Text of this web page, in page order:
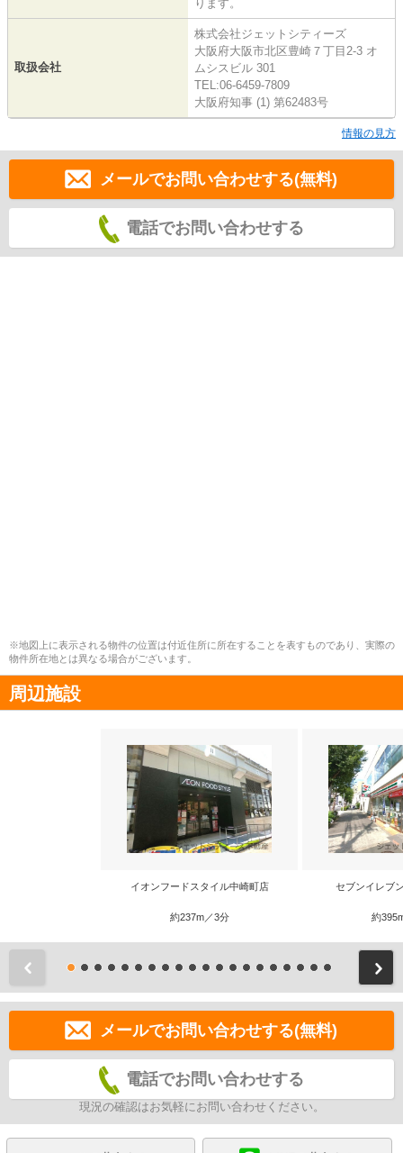
ります。
取扱会社
株式会社ジェットシティーズ
大阪府大阪市北区豊崎７丁目2-3 オ
ムシスビル 301
TEL:06-6459-7809
大阪府知事 (1) 第62483号
情報の見方
メールでお問い合わせする(無料)
電話でお問い合わせする
※地図上に表示される物件の位置は付近住所に所在することを表すものであり、実際の
物件所在地とは異なる場合がございます。
周辺施設
イオンフードスタイル中崎町店
約237m／3分
セブンイレブ
約
メールでお問い合わせする(無料)
電話でお問い合わせする
現況の確認はお気軽にお問い合わせください。